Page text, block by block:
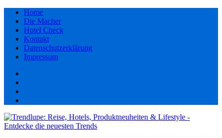
Home
Die Macher
Hotel Check
Kontakt
Datenschutzerklärung
Impressum